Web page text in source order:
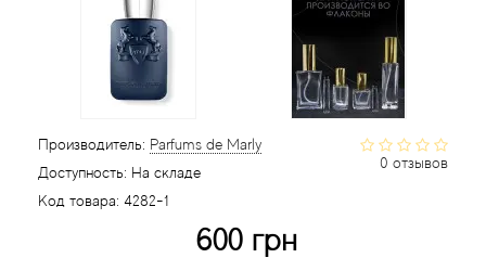
0 отзывов
Производитель: Parfums de Marly
Доступность: На складе
Код товара: 4282-1
600 грн